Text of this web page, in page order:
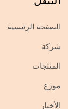
الصفحة الرئيسية
شركة
المنتجات
موزع
الأخبار